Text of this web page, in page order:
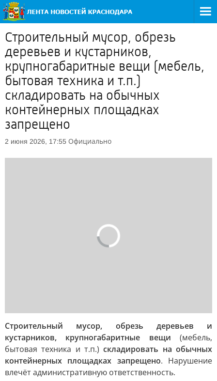
Строительный мусор, обрезь
деревьев и кустарников,
крупногабаритные вещи (мебель,
бытовая техника и т.п.)
складировать на обычных
контейнерных площадках
запрещено
2 июня 2026, 17:55 Официально
Строительный мусор, обрезь деревьев и
кустарников, крупногабаритные вещи (мебель,
бытовая техника и т.п.)складировать на обычных
контейнерных площадках запрещено. Нарушение
влечёт административную ответственность.